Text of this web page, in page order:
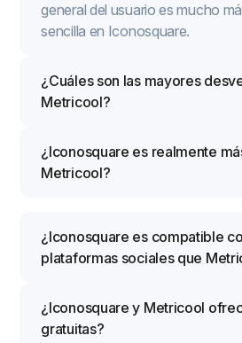
general del usuario es mucho
sencilla en Iconosquare.
¿Cuáles son las mayores
Metricool?
¿Iconosquare es realmente
Metricool?
¿Iconosquare es compatible
plataformas sociales que
¿Iconosquare y Metricool
gratuitas?